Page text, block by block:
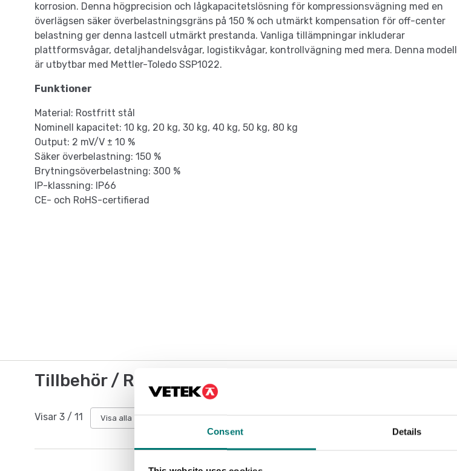
Consent Details
korrosion. Denna högprecision och lågkapacitetslösning för kompressionsvägning med en
överlägsen säker överbelastningsgräns på 150 % och utmärkt kompensation för off-center
belastning ger denna lastcell utmärkt prestanda. Vanliga tillämpningar inkluderar
plattformsvågar, detaljhandelsvågar, logistikvågar, kontrollvägning med mera. Denna modell
är utbytbar med Mettler-Toledo SSP1022.
Funktioner
Material: Rostfritt stål
Nominell kapacitet: 10 kg, 20 kg, 30 kg, 40 kg, 50 kg, 80 kg
Output: 2 mV/V ± 10 %
Säker överbelastning: 150 %
Brytningsöverbelastning: 300 %
IP-klassning: IP66
CE- och RoHS-certifierad
Tillbehör / Reservdelar
Visar 3 / 11 Visa alla